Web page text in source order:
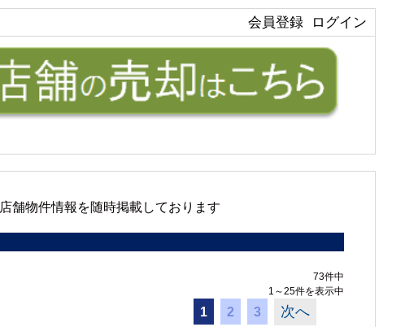
ログイン
会員登録
舗物件情報を随時掲載しております
73件中
1～25件を表示中
1 2 3 次へ